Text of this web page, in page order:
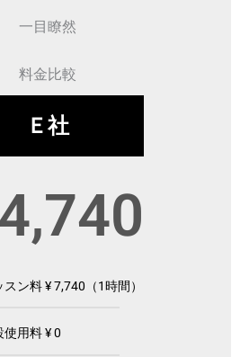
一目瞭然
料金比較
Ｅ社
スン料 ¥ 7,740（1時間）
使用料 ¥ 0